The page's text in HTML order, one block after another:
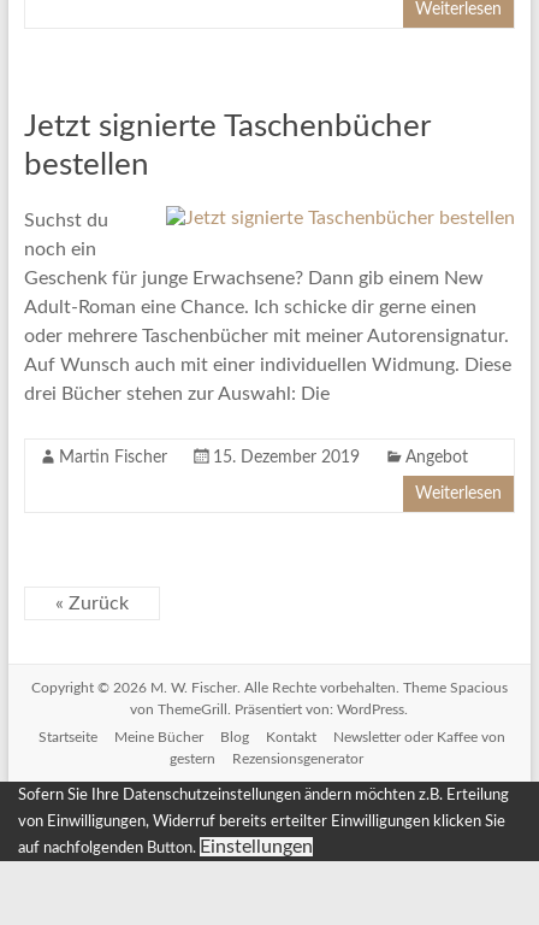
Weiterlesen
Jetzt signierte Taschenbücher
bestellen
Suchst du
noch ein
Geschenk für junge Erwachsene? Dann gib einem New
Adult-Roman eine Chance. Ich schicke dir gerne einen
oder mehrere Taschenbücher mit meiner Autorensignatur.
Auf Wunsch auch mit einer individuellen Widmung. Diese
drei Bücher stehen zur Auswahl: Die
Martin Fischer 15. Dezember 2019 Angebot
Weiterlesen
« Zurück
Copyright © 2026 M. W. Fischer. Alle Rechte vorbehalten. Theme Spacious
von ThemeGrill. Präsentiert von:WordPress
Startseite
Meine Bücher Blog Kontakt
Newsletter oder Kaffee von
gestern
Rezensionsgenerator
Sofern Sie Ihre Datenschutzeinstellungen ändern möchten z.B. Erteilung
von Einwilligungen, Widerruf bereits erteilter Einwilligungen klicken Sie
auf nachfolgenden Button. Einstellungen